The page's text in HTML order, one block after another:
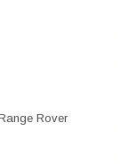
Rover